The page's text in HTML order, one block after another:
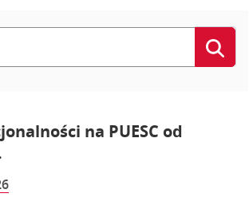
na PUESC od